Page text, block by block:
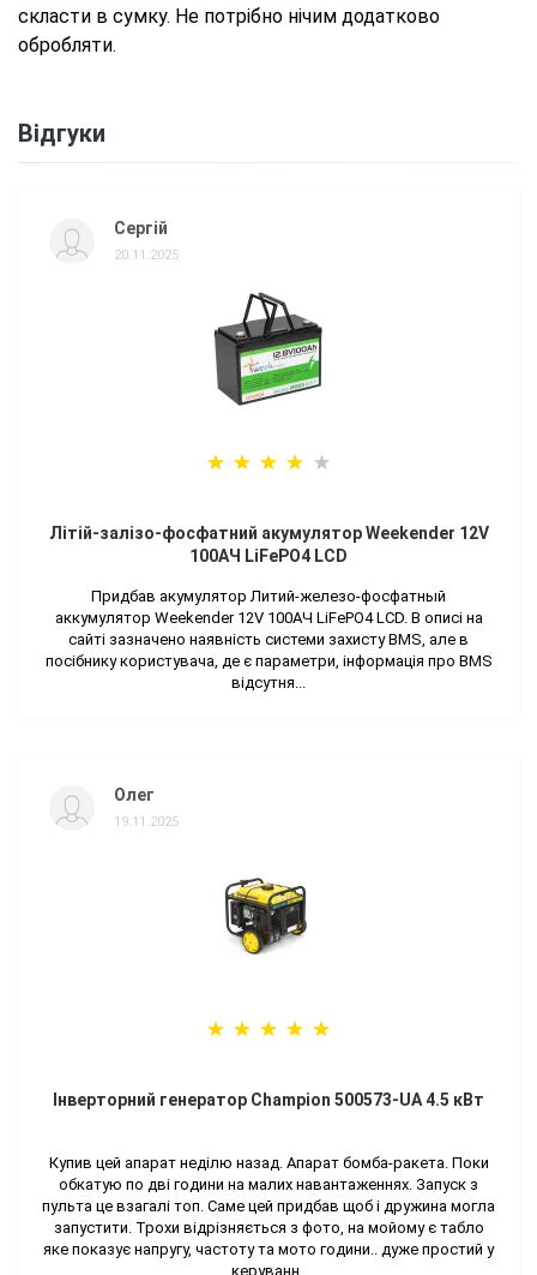
скласти в сумку. Не потрібно нічим додатково
обробляти.
Відгуки
Сергій
20.11.2025
Літій-залізо-фосфатний акумулятор Weekender 12V
100AЧ LiFePO4 LCD
Придбав акумулятор Литий-железо-фосфатный
аккумулятор Weekender 12V 100AЧ LiFePO4 LCD. В описі на
сайті зазначено наявність системи захисту BMS, але в
посібнику користувача, де є параметри, інформація про BMS
відсутня...
Олег
19.11.2025
Інверторний генератор Champion 500573-UA 4.5 кВт
Купив цей апарат неділю назад. Апарат бомба-ракета. Поки
обкатую по дві години на малих навантаженнях. Запуск з
пульта це взагалі топ. Саме цей придбав щоб і дружина могла
запустити. Трохи відрізняється з фото, на мойому є табло
яке показує напругу, частоту та мото години.. дуже простий у
керуванн..